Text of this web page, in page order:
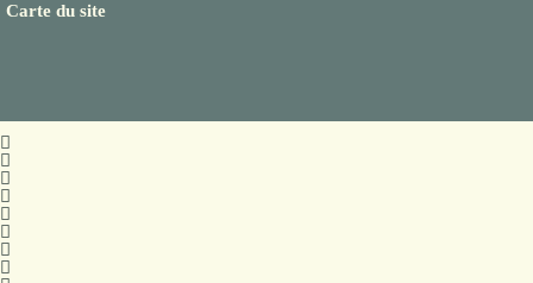
Carte du site